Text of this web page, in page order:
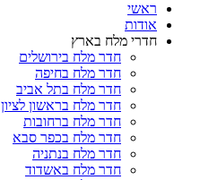
ראשי
אודות
חדרי מלח בארץ
חדר מלח בירושלים
חדר מלח בחיפה
חדר מלח בתל אביב
חדר מלח בראשון לציון
חדר מלח ברחובות
חדר מלח בכפר סבא
חדר מלח בנתניה
חדר מלח באשדוד